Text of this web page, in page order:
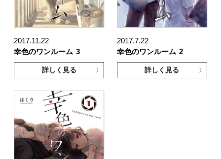
2017.11.22
幸色のワンルーム 3
詳しく見る
2017.7.22
幸色のワンルーム 2
詳しく見る